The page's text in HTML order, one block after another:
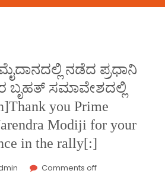
ನಡೆದ ಪ್ರಧಾನಿ
ಸಮಾವೇಶದಲ್ಲಿ
you Prime
Modiji for your
in the rally[:]
Comments off